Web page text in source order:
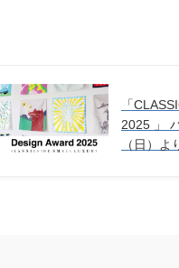
「
2025 」
（日）よ